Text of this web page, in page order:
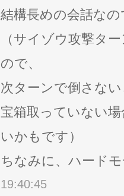
結構長めの会話な
（サイゾウ攻撃タ
ので、
次ターンで倒さな
宝箱取っていない
いかもです）
ちなみに、ハード
19:40:45